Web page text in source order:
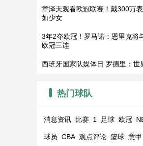
章泽天观看欧冠联赛！戴300万
如少女
3年2夺欧冠！罗马诺：恩里克将
欧冠三连
西班牙国家队媒体日 罗德里：世
热门球队
消息资讯 比赛 1 足球 欧冠
球员 CBA 观点评论 篮球 意甲